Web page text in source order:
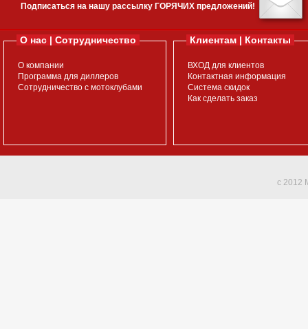
Подписаться на нашу рассылку ГОРЯЧИХ предложений!
О нас | Сотрудничество
О компании
Программа для диллеров
Сотрудничество с мотоклубами
Клиентам | Контакты
ВХОД для клиентов
Контактная информация
Система скидок
Как сделать заказ
c 2012